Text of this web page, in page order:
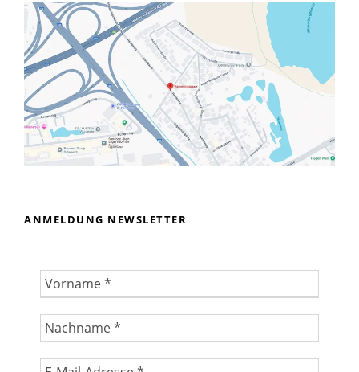
ANMELDUNG NEWSLETTER